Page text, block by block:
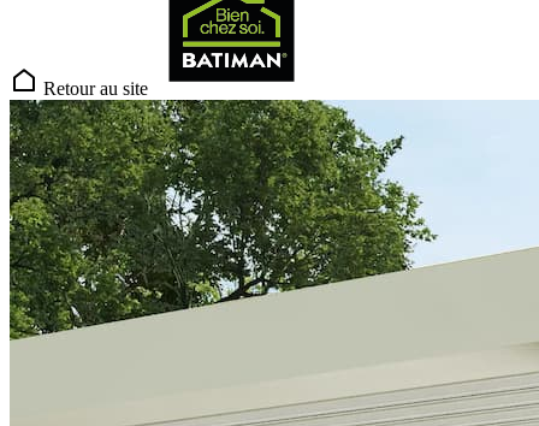
Retour au site